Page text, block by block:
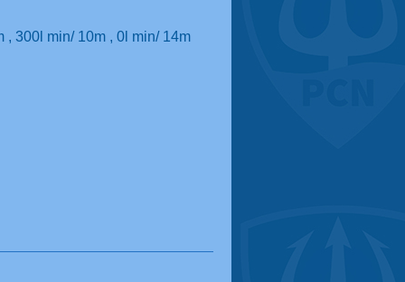
, 300l min/ 10m , 0l min/ 14m